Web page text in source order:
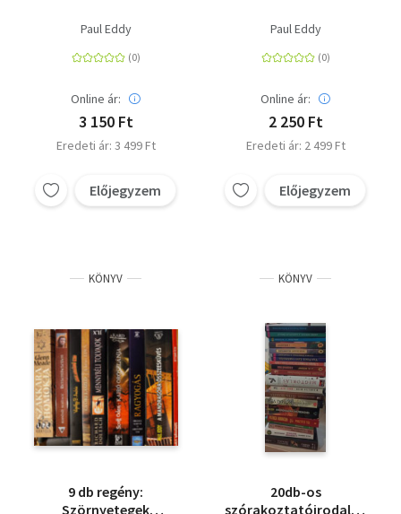
Paul Eddy
Online ár:
3 150 Ft
Eredeti ár: 3 499 Ft
Előjegyzem
Paul Eddy
Online ár:
2 250 Ft
Eredeti ár: 2 499 Ft
Előjegyzem
KÖNYV
9 db regény:
Szörnyetegek
KÖNYV
20db-os
szórakoztatóirodalmi